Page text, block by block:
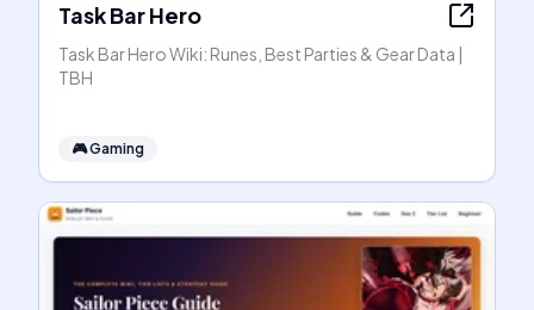
Task Bar Hero
Task Bar Hero Wiki: Runes, Best Parties & Gear Data |
TBH
🎮Gaming